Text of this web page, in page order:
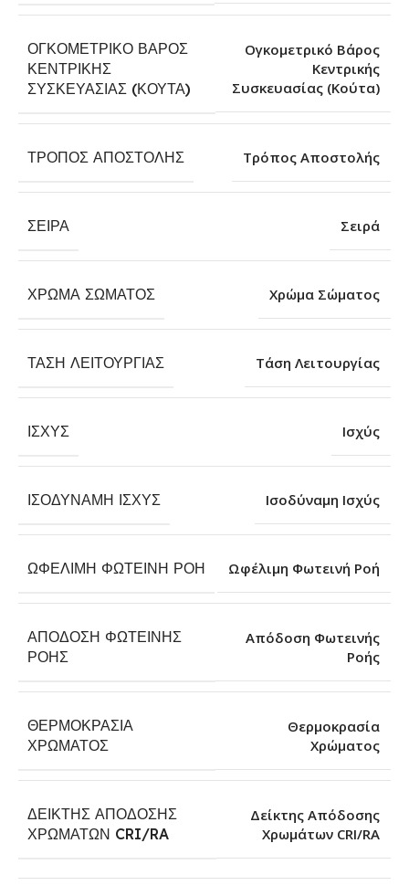
ΟΓΚΟΜΕΤΡΙΚΌ ΒΆΡΟΣ
ΚΕΝΤΡΙΚΉΣ
ΣΥΣΚΕΥΑΣΊΑΣ (ΚΟΎΤΑ)
Ογκομετρικό Βάρος
Κεντρικής
Συσκευασίας (Κούτα)
ΤΡΌΠΟΣ ΑΠΟΣΤΟΛΉΣ Τρόπος Αποστολής
ΣΕΙΡΆ Σειρά
ΧΡΏΜΑ ΣΏΜΑΤΟΣ Χρώμα Σώματος
ΤΆΣΗ ΛΕΙΤΟΥΡΓΊΑΣ Τάση Λειτουργίας
ΙΣΧΎΣ Ισχύς
ΙΣΟΔΎΝΑΜΗ ΙΣΧΎΣ Ισοδύναμη Ισχύς
ΩΦΈΛΙΜΗ ΦΩΤΕΙΝΉ ΡΟΉ Ωφέλιμη Φωτεινή Ροή
ΑΠΌΔΟΣΗ ΦΩΤΕΙΝΉΣ
ΡΟΉΣ
Απόδοση Φωτεινής
Ροής
ΘΕΡΜΟΚΡΑΣΊΑ
ΧΡΏΜΑΤΟΣ
Θερμοκρασία
Χρώματος
ΔΕΊΚΤΗΣ ΑΠΌΔΟΣΗΣ
ΧΡΩΜΆΤΩΝ CRI/RA
Δείκτης Απόδοσης
Χρωμάτων CRI/RA